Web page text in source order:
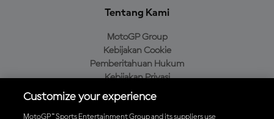
Tentang Kami
MotoGP Group
Kebijakan Cookie
Pemberitahuan Hukum
Kebijakan Privasi
Kebijakan Pembelian
Customize your experience
MotoGP™ Sports Entertainment Group and its suppliers use